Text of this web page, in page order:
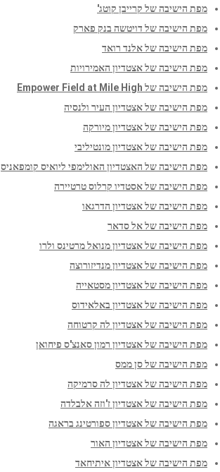
מפת הישיבה של קרייבן קוטג'
מפת הישיבה של דויטשה בנק פארק
מפת הישיבה של אלנד רואד
מפת הישיבה של אצטדיון האמירויות
מפת הישיבה של Empower Field at Mile High
מפת הישיבה של אצטדיון העיר ולנסיה
מפת הישיבה של אצטדיון מיורקה
מפת הישיבה של אצטדיון מונטיליבי
מפת הישיבה של האצטדיון האולימפי ליואיס קומפאניס
מפת הישיבה של אסטדיו קרלוס טרטיירה
מפת הישיבה של אצטדיון הדרגאו
מפת הישיבה של אל סדאר
מפת הישיבה של אצטדיון מנואל מרטינס ולרו
מפת הישיבה של אצטדיון מנדיזורוצה
מפת הישיבה של אצטדיון מסטאייה
מפת הישיבה של אצטדיון באלאידוס
מפת הישיבה של אצטדיון לה קרטוחה
מפת הישיבה של אצטדיון רמון סאנצ'ס פיחואן
מפת הישיבה של סן ממס
מפת הישיבה של אצטדיון לה סרמיקה
מפת הישיבה של אצטדיון ז'וזה אלבלדה
מפת הישיבה של אצטדיון ספורטינג בראגה
מפת הישיבה של אצטדיון האור
מפת הישיבה של אצטדיון איתיחאד